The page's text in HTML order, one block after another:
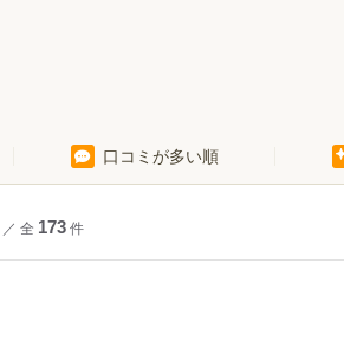
口コミが多い順
／ 全 173件